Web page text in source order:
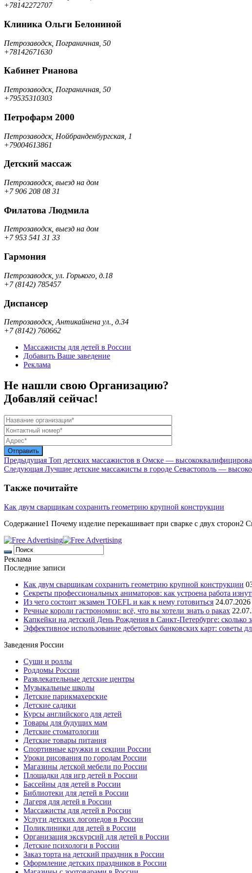
+78142272707
Клиника Ольги Белониной
Петрозаводск, Пограничная, 50
+78142671630
Кабинет Рианова
Петрозаводск, Пограничная, 50
+79535310303
Петрофарм 2000
Петрозаводск, Нойбранденбургская, 1
+79004613861
Детский массаж
Петрозаводск, выезд на дом
+7 906 208 08 31
Филатова Людмила
Петрозаводск, выезд на дом
+7 953 541 31 33
Гармония
Петрозаводск, ул. Горького, д.18
+7 (8142) 785457
Диспансер
Петрозаводск, Антикайнена ул., д.34
+7 (8142) 760662
Массажисты для детей в России
Добавить Ваше заведение
Реклама
Не нашли свою Организацию?
Добавляй сейчас!
Предыдущая Топ детских массажистов в Омске —
Следующая Лучшие детские массажисты в городе Севастополь —
Также почитайте
Как двум сварщикам сохранить геометрию крупной конструкции
Содержание1 Почему изделие перекашивает при сварке с двух сторон2
Реклама
Последние записи
Как двум сварщикам сохранить геометрию крупной конструкции
Секреты профессиональных аниматоров: как устроена работа
Из чего состоит экзамен TOEFL и как к нему готовиться 24.07.2026
Речные короли гастрономии: всё, что вы хотели знать о раках
Капкейки на детский День Рождения в Санкт-Петербурге: сколько
Эффективное использование дебетовых банковских карт: советы
Заведения России
Суши и роллы
Роддомы России
Развлекательные детские центры
Музыкальные школы
Детские парикмахерские
Детские садики
Курсы английского для детей
Товары для будущих мам
Детские стоматологии
Детские товары питания
Спортивные кружки и секции России
Уроки рисования по городам России
Магазины детской мебели по России
Площадки для игр детей в России
Бассейны для детей в России
Библиотеки для детей в России
Лагеря для детей в России
Массажисты для детей в России
Услуги детских логопедов в России
Поликлиники для детей в России
Организация экскурсий для детей в России
Детские психологи в России
Заказ торта на детский праздник в России
Оформление детских праздников в России